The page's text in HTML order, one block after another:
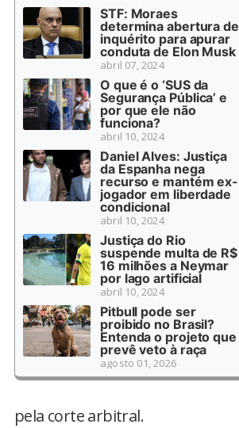
STF: Moraes
determina abertura de
inquérito para apurar
conduta de Elon Musk
abril 07, 2024
O que é o ‘SUS da
Segurança Pública’ e
por que ele não
funciona?
abril 10, 2024
Daniel Alves: Justiça
da Espanha nega
recurso e mantém ex-
jogador em liberdade
condicional
abril 10, 2024
Justiça do Rio
suspende multa de R$
16 milhões a Neymar
por lago artificial
abril 10, 2024
Pitbull pode ser
proibido no Brasil?
Entenda o projeto que
prevê veto à raça
agosto 01, 2026
pela corte arbitral.